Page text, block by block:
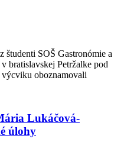
študenti SOŠ Gastronómie a
bratislavskej Petržalke pod
oboznamovali
Lukáčová-
úlohy